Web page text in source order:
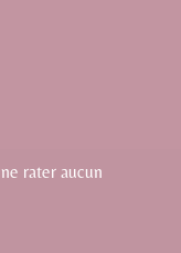
rater aucun